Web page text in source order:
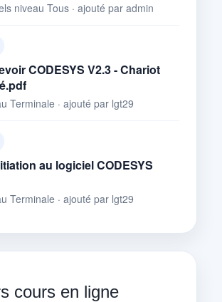
niveau Tous · ajouté par admin
CODESYS V2.3 - Chariot
Terminale · ajouté par lgt29
au logiciel CODESYS
Terminale · ajouté par lgt29
cours en ligne